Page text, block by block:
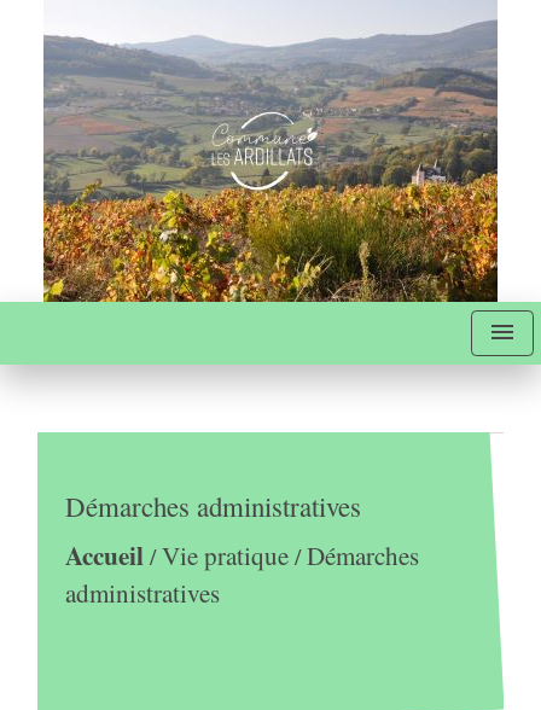
menu
Démarches administratives
Accueil/Vie pratique/Démarches
administratives